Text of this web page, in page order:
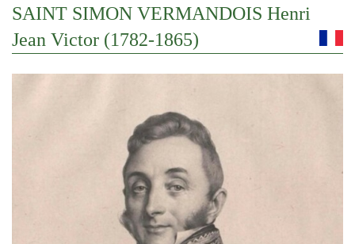
SAINT SIMON VERMANDOIS Henri
Jean Victor (1782-1865)